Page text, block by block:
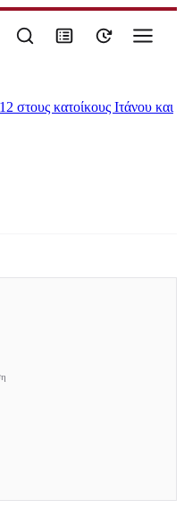
στους κατοίκους Ιτάνου και